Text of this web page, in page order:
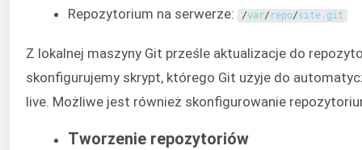
Repozytorium na serwerze: /var/ repo/site.git
Z lokalnej maszyny Git prześle aktualizacje do
skonfigurujemy skrypt, którego Git użyje do
live. Możliwe jest również skonfigurowanie
Tworzenie repozytoriów